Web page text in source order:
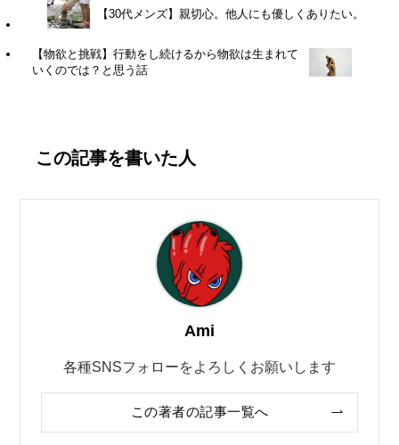
【30代メンズ】親切心。他人にも優しくありたい。
【物欲と挑戦】行動をし続けるから物欲は生まれて
いくのでは？と思う話
この記事を書いた人
Ami
各種SNSフォローをよろしくお願いします
この著者の記事一覧へ